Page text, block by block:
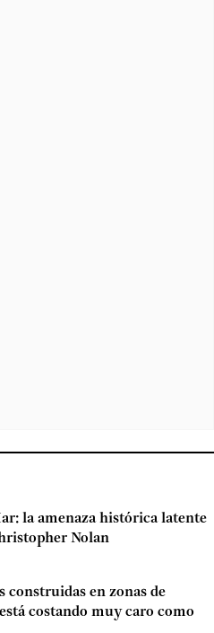
la amenaza histórica latente
Nolan
construidas en zonas de
costando muy caro como